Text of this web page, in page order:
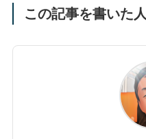
この記事を書いた人